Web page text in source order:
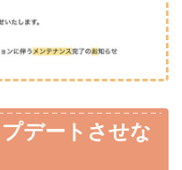
デートさせな